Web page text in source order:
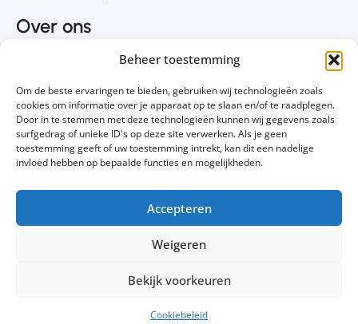
Beheer toestemming
Om de beste ervaringen te bieden, gebruiken wij technologieën zoals
cookies om informatie over je apparaat op te slaan en/of te raadplegen.
Door in te stemmen met deze technologieën kunnen wij gegevens zoals
surfgedrag of unieke ID's op deze site verwerken. Als je geen
toestemming geeft of uw toestemming intrekt, kan dit een nadelige
invloed hebben op bepaalde functies en mogelijkheden.
Accepteren
Weigeren
Bekijk voorkeuren
Cookiebeleid
Over ons
Cookiebeleid
Contact
Volg ons